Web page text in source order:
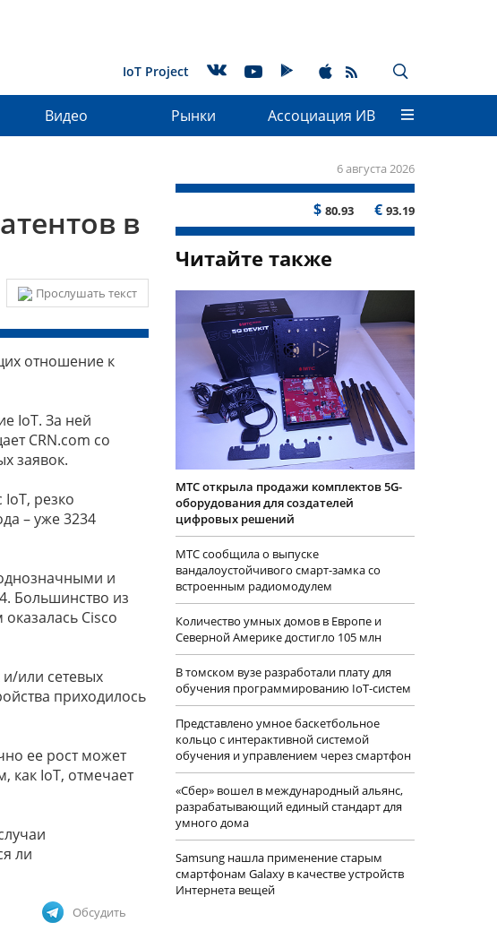
IoT Project
Видео Рынки Ассоциация ИВ
6 августа 2026
$ 80.93 € 93.19
в
Прослушать текст
отношение к
IoT. За ней
CRN.com со
заявок.
резко
– уже 3234
и
Большинство из
Cisco
или сетевых
приходилось
ее рост может
как IoT, отмечает
ли
Обсудить
Читайте также
МТС открыла продажи комплектов 5G-
оборудования для создателей
цифровых решений
МТС сообщила о выпуске
вандалоустойчивого смарт-замка со
встроенным радиомодулем
Количество умных домов в Европе и
Северной Америке достигло 105 млн
В томском вузе разработали плату для
обучения программированию IoT-систем
Представлено умное баскетбольное
кольцо с интерактивной системой
обучения и управлением через смартфон
«Сбер» вошел в международный альянс,
разрабатывающий единый стандарт для
умного дома
Samsung нашла применение старым
смартфонам Galaxy в качестве устройств
Интернета вещей